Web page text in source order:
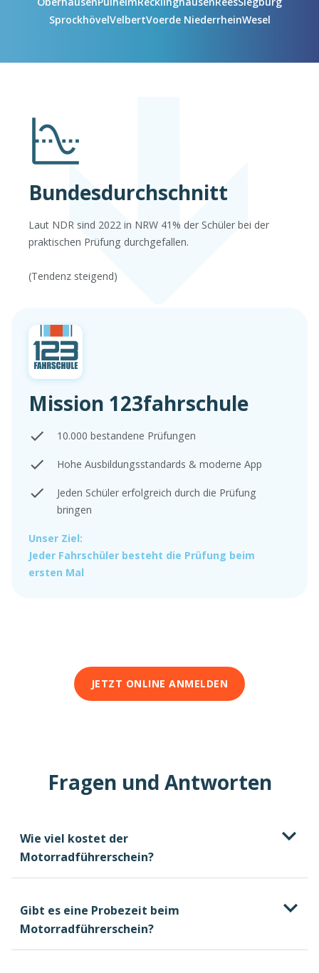
SprockhövelVelbertVoerde NiederrheinWesel
Bundesdurchschnitt
Laut NDR sind 2022 in NRW 41% der Schüler bei der
praktischen Prüfung durchgefallen.
(Tendenz steigend)
Mission 123fahrschule
10.000 bestandene Prüfungen
Hohe Ausbildungsstandards & moderne App
Jeden Schüler erfolgreich durch die Prüfung
bringen
Unser Ziel:
Jeder Fahrschüler besteht die Prüfung beim
ersten Mal
JETZT ONLINE ANMELDEN
Fragen und Antworten
Wie viel kostet der
Motorradführerschein?
unverbindlichen Beratungstermin
Gibt es eine Probezeit beim
Motorradführerschein?